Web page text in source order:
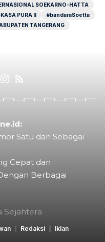
SOEKARNO-HATTA
PURA II
#bandaraSoetta
TANGERANG
Satu dan Sebagai
Cepat dan
Berbagai
Sejahtera
Redaksi Iklan